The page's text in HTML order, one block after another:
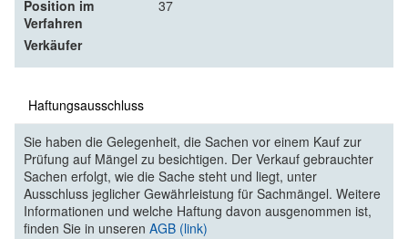
Position im
Verfahren
37
Verkäufer
Haftungsausschluss
Sie haben die Gelegenheit, die Sachen vor einem Kauf zur
Prüfung auf Mängel zu besichtigen. Der Verkauf gebrauchter
Sachen erfolgt, wie die Sache steht und liegt, unter
Ausschluss jeglicher Gewährleistung für Sachmängel. Weitere
Informationen und welche Haftung davon ausgenommen ist,
finden Sie in unseren AGB (link)